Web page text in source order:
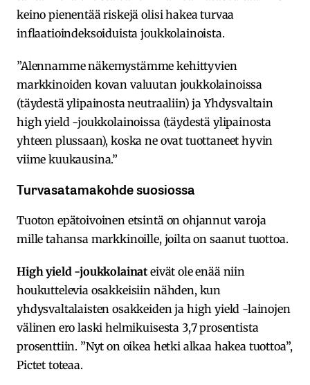
keino pienentää riskejä olisi hakea turvaa
inflaatioindeksoiduista joukkolainoista.
”Alennamme näkemystämme kehittyvien
markkinoiden kovan valuutan joukkolainoissa
(täydestä ylipainosta neutraaliin) ja Yhdysvaltain
high yield -joukkolainoissa (täydestä ylipainosta
yhteen plussaan), koska ne ovat tuottaneet hyvin
viime kuukausina.”
Turvasatamakohde suosiossa
Tuoton epätoivoinen etsintä on ohjannut varoja
mille tahansa markkinoille, joilta on saanut tuottoa.
High yield -joukkolainat eivät ole enää niin
houkuttelevia osakkeisiin nähden, kun
yhdysvaltalaisten osakkeiden ja high yield -lainojen
välinen ero laski helmikuisesta 3,7 prosentista
prosenttiin. ”Nyt on oikea hetki alkaa hakea tuottoa”,
Pictet toteaa.